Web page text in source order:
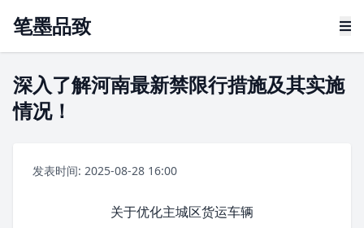
笔墨品致
深入了解河南最新禁限行措施及其实施
情况！
发表时间: 2025-08-28 16:00
关于优化主城区货运车辆